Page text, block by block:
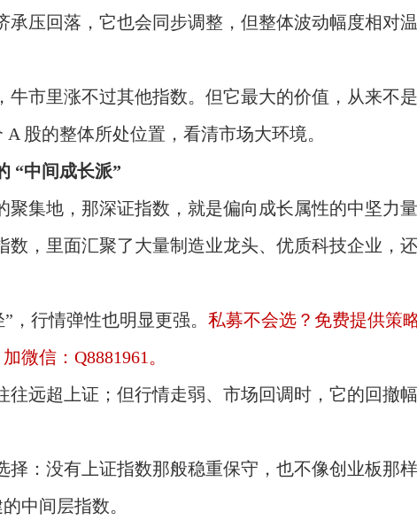
承压回落，它也会同步调整，但整体波动幅度相对
牛市里涨不过其他指数。但它最大的价值，从来不
股的整体所处位置，看清市场大环境。
“中间成长派”
集地，那深证指数，就是偏向成长属性的中坚力量
数，里面汇聚了大量制造业龙头、优质科技企业，
，行情弹性也明显更强。 私募不会选？免费提供策
微信：Q8881961。
往远超上证；但行情走弱、市场回调时，它的回撤
：没有上证指数那般稳重保守，也不像创业板那
中间层指数。